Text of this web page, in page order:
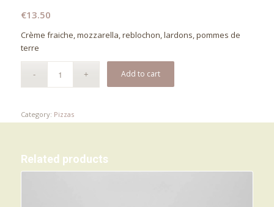
€13.50
Crème fraiche, mozzarella, reblochon, lardons, pommes de
terre
Add to cart
Category: Pizzas
Related products